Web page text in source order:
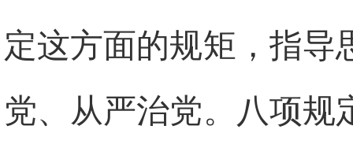
定这方面的规矩，指导
党、从严治党。八项规